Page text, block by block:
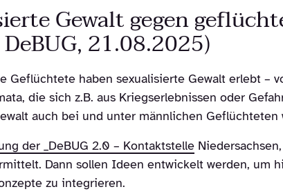
Gewalt gegen
21.08.2025)
Geflüchtete haben sexualisierte Gewalt erlebt –
die sich z.B. aus Kriegserlebnissen oder
auch bei und unter männlichen
der _DeBUG 2.0 – Kontaktstelle
Dann sollen Ideen entwickelt werden,
zu integrieren.